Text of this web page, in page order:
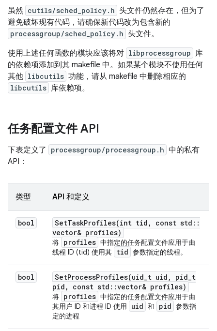
虽然 cutils/sched_policy.h 头文件仍然存在，但为了
避免破坏现有代码，请确保新代码改为包含新的
processgroup/sched_policy.h 头文件。
使用上述任何函数的模块应该将对 libprocessgroup 库
的依赖项添加到其 makefile 中。如果某个模块不使用任何
其他 libcutils 功能，请从 makefile 中删除相应的
libcutils 库依赖项。
任务配置文件 API
下表定义了 processgroup/processgroup.h 中的私有
API：
类型 API 和定义
bool SetTaskProfiles(int tid , const std ::
vector& profiles)
将 profiles 中指定的任务配置文件应用于由
线程 ID (tid) 使用其 tid 参数指定的线程。
bool SetProcessProfiles(uid_t uid , pid_t
pid , const std ::vector& profiles)
将 profiles 中指定的任务配置文件应用于由
其用户 ID 和进程 ID 使用
uid 和 pid 参数指
定的进程